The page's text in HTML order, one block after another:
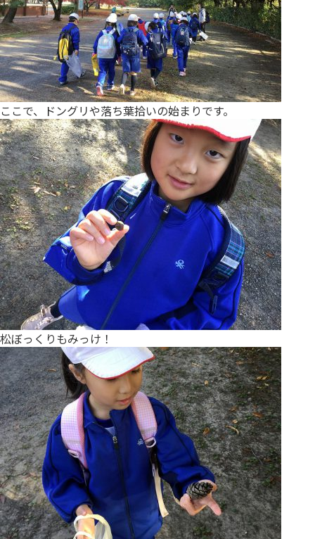
ここで、ドングリや落ち葉拾いの始まりです。
松ぼっくりもみっけ！